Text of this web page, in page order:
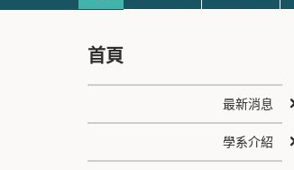
首頁
最新消息
學系介紹